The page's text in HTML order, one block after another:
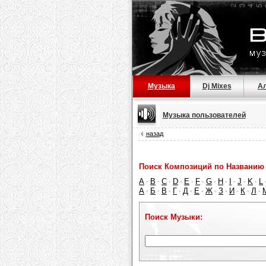
Музыка Dj Mixes
Музыка пользователей
назад
Поиск Композиций по
A · B · C · D · E · F · G · H · · J · K · L
А · Б · В · Г · Д · Е · Ж · З · И · К · Л ·
Поиск Музыки: